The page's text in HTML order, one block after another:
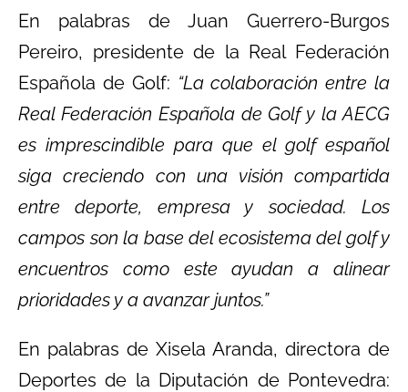
En palabras de Juan Guerrero-Burgos
Pereiro, presidente de la Real Federación
Española de Golf: “La colaboración entre la
Real Federación Española de Golf y la AECG
es imprescindible para que el golf español
siga creciendo con una visión compartida
entre deporte, empresa y sociedad. Los
campos son la base del ecosistema del golf y
encuentros como este ayudan a alinear
prioridades y a avanzar juntos.”
En palabras de Xisela Aranda, directora de
Deportes de la Diputación de Pontevedra: